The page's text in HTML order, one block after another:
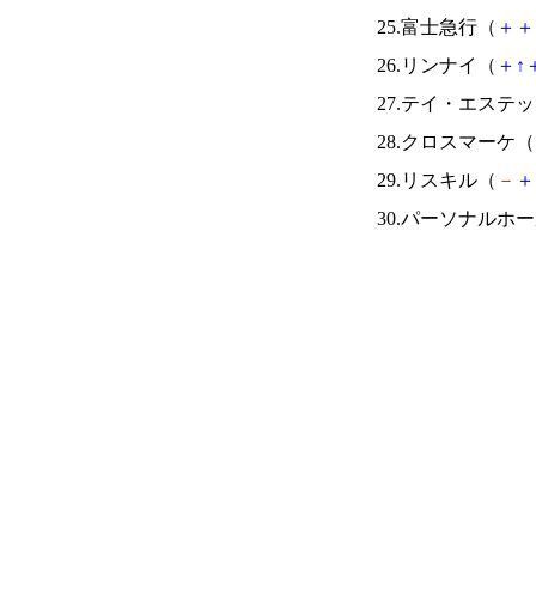
25.富士急行（ ＋ ＋
26.リンナイ（ ＋ ↑
27.テイ・エステ
28.クロスマーケ（
29.リスキル（ － ＋
30.パーソナルホ